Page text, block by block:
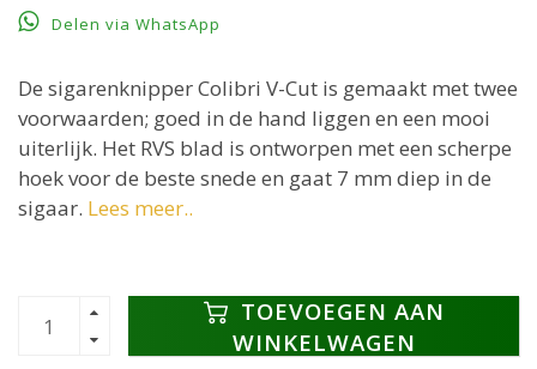
Delen via WhatsApp
De sigarenknipper Colibri V-Cut is gemaakt met twee
voorwaarden; goed in de hand liggen en een mooi
uiterlijk. Het RVS blad is ontworpen met een scherpe
hoek voor de beste snede en gaat 7 mm diep in de
sigaar. Lees meer..
TOEVOEGEN AAN
WINKELWAGEN